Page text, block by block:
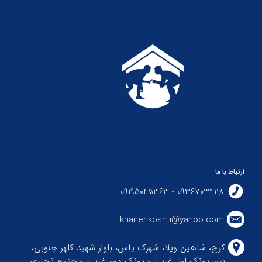
ارتباط با ما
09367034118 - 09195045363
khanehkoshti@yahoo.com
کرج، شاهین ویلا، شهرک یاس، بلوار شهید کلهر جنوبی،